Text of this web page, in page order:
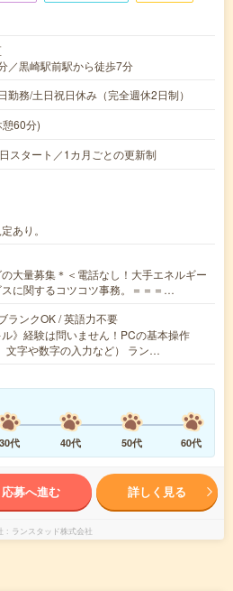
／黒崎駅前駅から徒歩7分
勤務/土日祝日休み（完全週休2日制）
60分)
スタート／1カ月ごとの更新制
あり。
大量募集＊＜電話なし！大手エネルギー
に関するコツコツ事務。＝＝＝…
ランクOK / 英語力不要
ル》経験は問いません！PCの基本操作
文字や数字の入力など） ラン…
30代 40代 50代 60代
応募へ進む 詳しく見る
ランスタッド株式会社